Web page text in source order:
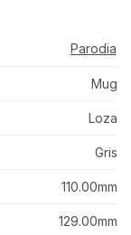
Parodia
Mug
Loza
Gris
110.00mm
129.00mm